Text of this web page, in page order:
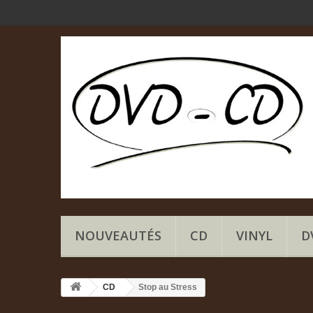
NOUVEAUTÉS CD VINYL
CD Stop au Stress